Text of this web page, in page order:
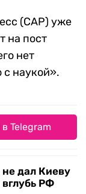
(CAP) уже
на пост
нет
с наукой».
Telegram
дал Киеву
РФ